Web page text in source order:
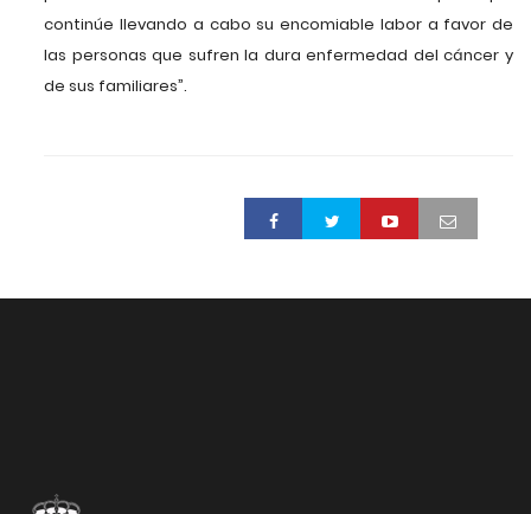
continúe llevando a cabo su encomiable labor a favor de
las personas que sufren la dura enfermedad del cáncer y
de sus familiares”.